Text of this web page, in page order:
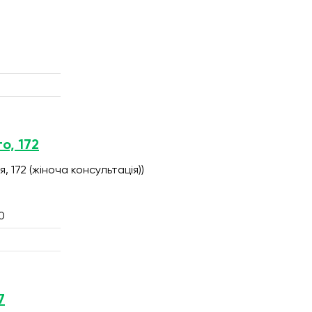
172
172 (жіноча консультація))